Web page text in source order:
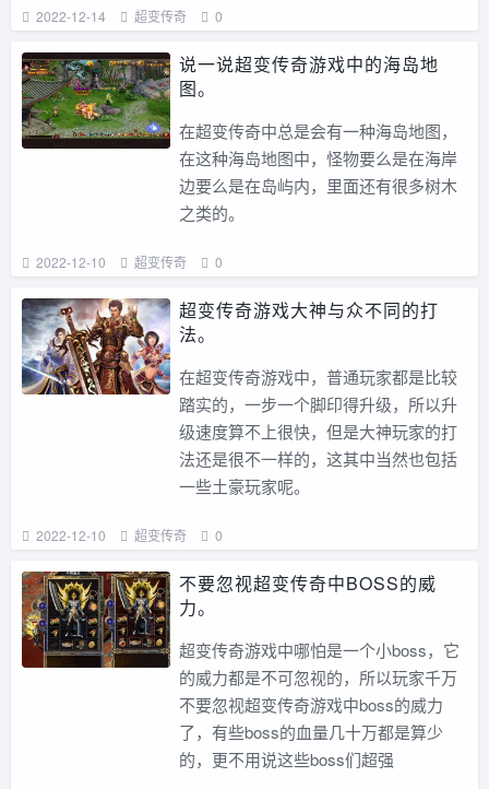
2022-12-14 超变传奇 0
说一说超变传奇游戏中的海岛地
图。
在超变传奇中总是会有一种海岛地图，
在这种海岛地图中，怪物要么是在海岸
边要么是在岛屿内，里面还有很多树木
之类的。
2022-12-10 超变传奇 0
超变传奇游戏大神与众不同的打
法。
在超变传奇游戏中，普通玩家都是比较
踏实的，一步一个脚印得升级，所以升
级速度算不上很快，但是大神玩家的打
法还是很不一样的，这其中当然也包括
一些土豪玩家呢。
2022-12-10 超变传奇 0
不要忽视超变传奇中BOSS的威
力。
超变传奇游戏中哪怕是一个小boss，它
的威力都是不可忽视的，所以玩家千万
不要忽视超变传奇游戏中boss的威力
了，有些boss的血量几十万都是算少
的，更不用说这些boss们超强